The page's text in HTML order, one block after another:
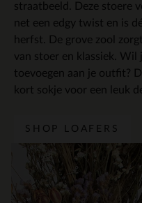
straatbeeld. Deze stoere
net een edgy twist en is
herfst. De grove zool
van stoer en klassiek. Wil
toevoegen aan je outfit?
kort sokje voor een leuk
SHOP LOAFERS